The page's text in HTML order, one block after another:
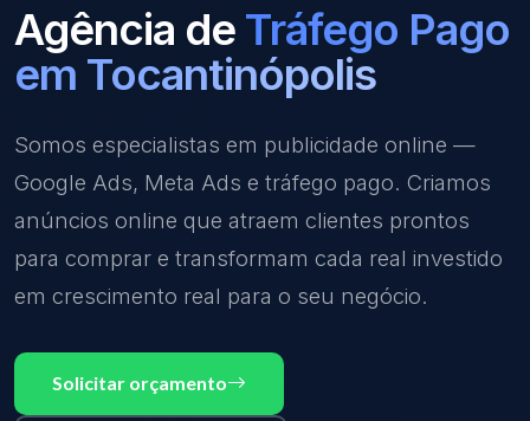
Agência de Tráfego Pago
em Tocantinópolis
Somos especialistas em publicidade online —
Google Ads, Meta Ads e tráfego pago. Criamos
anúncios online que atraem clientes prontos
para comprar e transformam cada real investido
em crescimento real para o seu negócio.
Solicitar orçamento